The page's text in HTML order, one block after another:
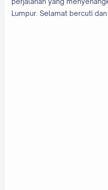
Lumpur. Selamat bercuti